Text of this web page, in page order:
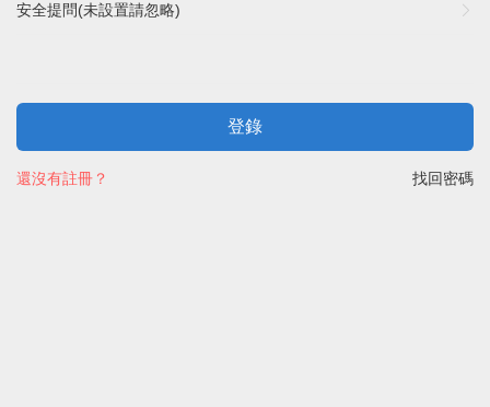
安全提問(未設置請忽略)
登錄
找回密碼
還沒有註冊？